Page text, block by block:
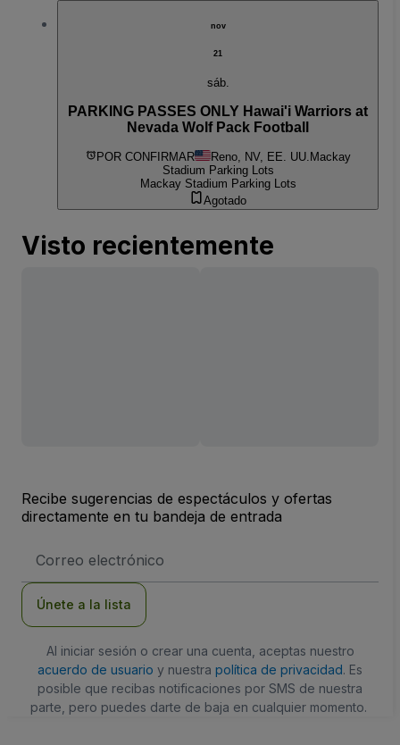
nov
21
sáb.
PARKING PASSES ONLY Hawai'i Warriors at
Nevada Wolf Pack Football
POR CONFIRMAR Reno, NV, EE. UU. Mackay
Stadium Parking Lots
Mackay Stadium Parking Lots
Agotado
Visto recientemente
Recibe sugerencias de espectáculos y ofertas
directamente en tu bandeja de entrada
de
Únete a la lista
Al iniciar sesión o crear una cuenta, aceptas nuestro
acuerdo de usuario y nuestra política de privacidad. Es
posible que recibas notificaciones por SMS de nuestra
parte, pero puedes darte de baja en cualquier momento.